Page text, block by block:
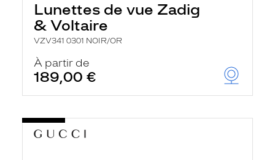
Lunettes de vue Zadig
& Voltaire
VZV341 0301 NOIR/OR
À partir de
189,00 €